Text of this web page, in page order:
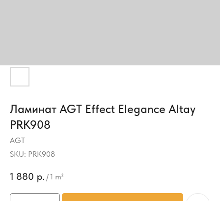
Ламинат AGT Effect Elegance Altay
PRK908
AGT
SKU: PRK908
1 880 р. /1 m²